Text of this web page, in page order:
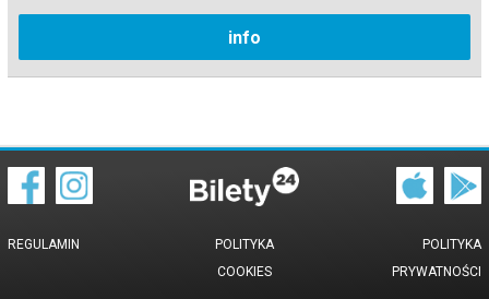
info
REGULAMIN
POLITYKA
PRYWATNOŚCI
POLITYKA
COOKIES